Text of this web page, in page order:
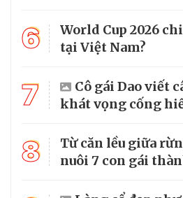
6
World Cup 2026
tại Việt Nam?
7
Cô gái Dao viết
khát vọng cống
8
Từ căn lều giữa
nuôi 7 con gái